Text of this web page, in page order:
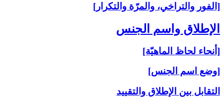
[الفور والتراخي، والمرّة والتكرار]
الإطلاق واسم الجنس‏
[أنحاء لحاظ الماهيّة]
[وضع اسم الجنس]
التقابل بين الإطلاق والتقييد